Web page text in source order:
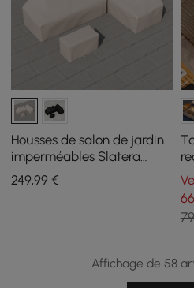
Housses de salon de jardin
imperméables Slatera
Outdoor 600D en toile
robuste, coloris ivoire
249,99 €
Affichage de 58